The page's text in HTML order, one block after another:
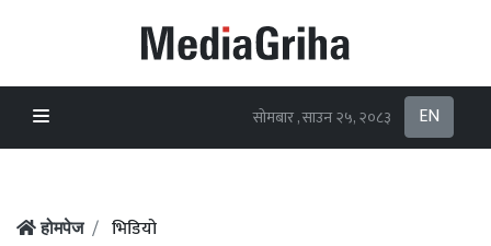
सोमबार , साउन २५, २०८३ EN
होमपेज भिडियो